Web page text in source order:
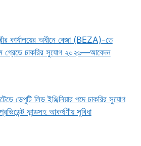
কার্যালয়ের অধীনে বেজা (BEZA)-তে
গ্রেডে চাকরির সুযোগ ২০২৬—আবেদন
ডেপুটি লিড ইঞ্জিনিয়ার পদে চাকরির সুযোগ
ফান্ডসহ আকর্ষণীয় সুবিধা